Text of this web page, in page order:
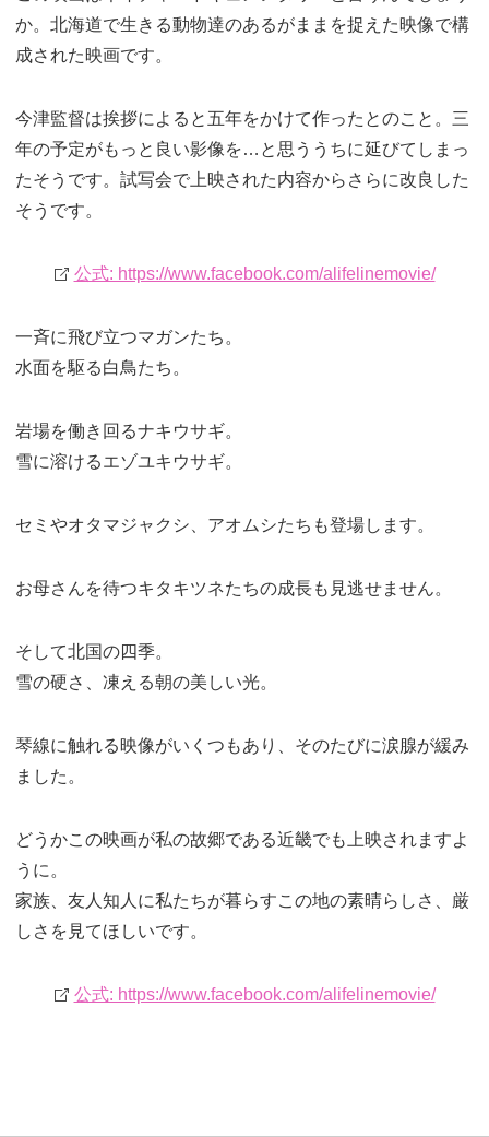
か。北海道で生きる動物達のあるがままを捉えた映像で構
成された映画です。
今津監督は挨拶によると五年をかけて作ったとのこと。三
年の予定がもっと良い影像を…と思ううちに延びてしまっ
たそうです。試写会で上映された内容からさらに改良した
そうです。
公式: https://www.facebook.com/alifelinemovie/
一斉に飛び立つマガンたち。
水面を駆る白鳥たち。
岩場を働き回るナキウサギ。
雪に溶けるエゾユキウサギ。
セミやオタマジャクシ、アオムシたちも登場します。
お母さんを待つキタキツネたちの成長も見逃せません。
そして北国の四季。
雪の硬さ、凍える朝の美しい光。
琴線に触れる映像がいくつもあり、そのたびに涙腺が緩み
ました。
どうかこの映画が私の故郷である近畿でも上映されますよ
うに。
家族、友人知人に私たちが暮らすこの地の素晴らしさ、厳
しさを見てほしいです。
公式: https://www.facebook.com/alifelinemovie/